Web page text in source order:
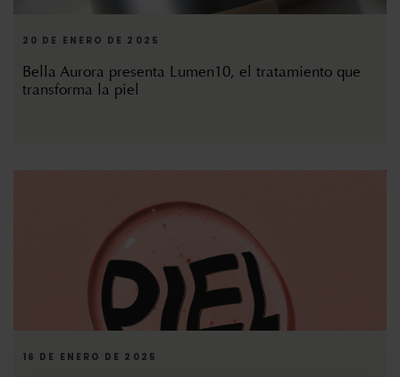
20 DE ENERO DE 2025
Bella Aurora presenta Lumen10, el tratamiento que
transforma la piel
16 DE ENERO DE 2025